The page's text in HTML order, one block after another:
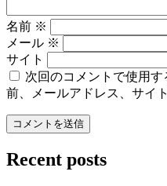
名前 ※
メール ※
サイト
次回のコメントで使用
前、メールアドレス、サイ
Recent posts